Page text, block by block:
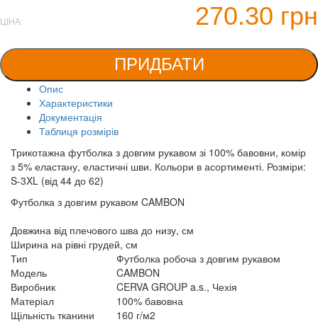
ЦІНА: 270.30 грн
ПРИДБАТИ
Опис
Характеристики
Документація
Таблиця розмірів
Трикотажна футболка з довгим рукавом зі 100% бавовни, комір
з 5% еластану, еластичні шви. Кольори в асортименті. Розміри:
S-3XL (від 44 до 62)
Футболка з довгим рукавом CAMBON
Довжина від плечового шва до низу, см
Ширина на рівні грудей, см
Тип
Футболка робоча з довгим рукавом
Модель
CAMBON
Виробник
CERVA GROUP a.s., Чехія
Матеріал
100% бавовна
Щільність тканини
160 г/м2